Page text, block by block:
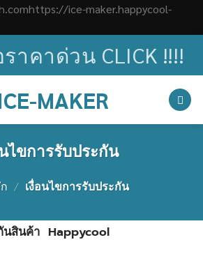
ice-maker.happycool-
าคาด่วน CLICK !!!!
ไขการรับประกัน
/ เงื่อนไขการรับประกัน
นสินค้า Happycool